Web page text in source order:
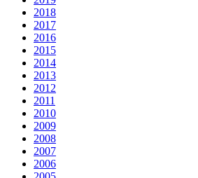
2018
2017
2016
2015
2014
2013
2012
2011
2010
2009
2008
2007
2006